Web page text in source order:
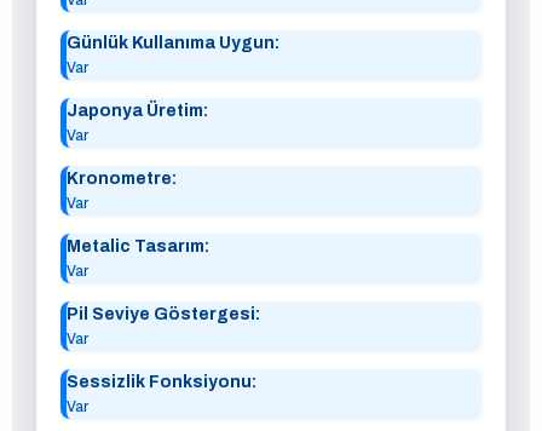
Günlük Kullanıma Uygun:
Var
Japonya Üretim:
Var
Kronometre:
Var
Metalic Tasarım:
Var
Pil Seviye Göstergesi:
Var
Sessizlik Fonksiyonu:
Var